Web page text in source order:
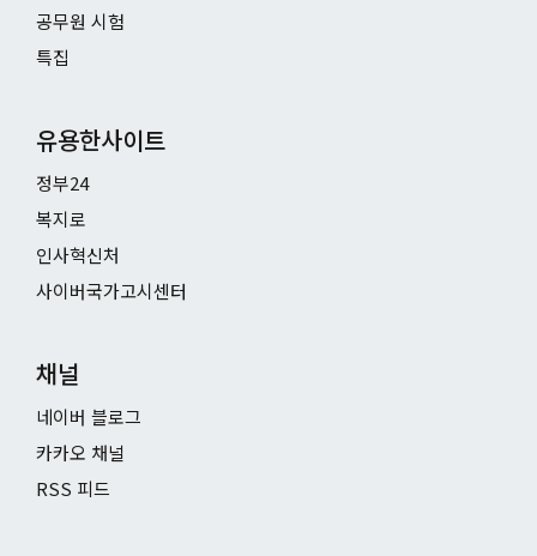
공무원 시험
특집
유용한사이트
정부24
복지로
인사혁신처
사이버국가고시센터
채널
네이버 블로그
카카오 채널
RSS 피드